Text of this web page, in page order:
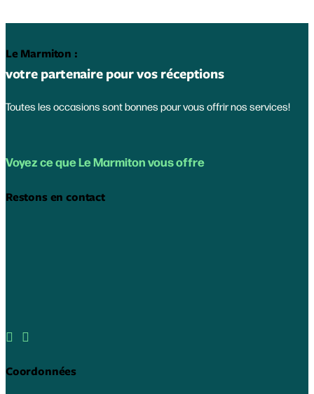
Le Marmiton :
votre partenaire pour vos réceptions
Toutes les occasions sont bonnes pour vous offrir nos services!
Voyez ce que Le Marmiton vous offre
Restons en contact
 
Coordonnées